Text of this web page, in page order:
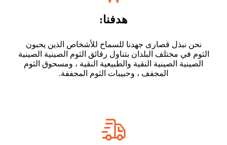
هدفنا:
نحن نبذل قصارى جهدنا للسماح للأشخاص الذين يحبون
الثوم في مختلف البلدان بتناول رقائق الثوم الصينية الصينية
الصينية الصينية النقية والطبيعية النقية ، ومسحوق الثوم
المجفف ، وحبيبات الثوم المجففة.